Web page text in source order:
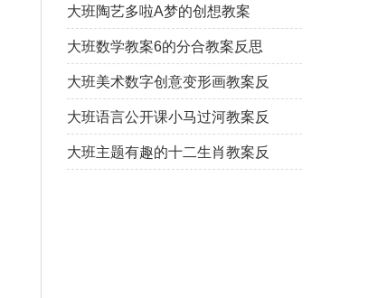
大班陶艺多啦A梦的创想教案
大班数学教案6的分合教案反思
大班美术数字创意变形画教案反
思
大班语言公开课小马过河教案反
思
大班主题有趣的十二生肖教案反
思